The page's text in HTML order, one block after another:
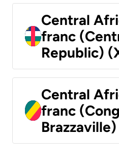
Central
franc
Republic)
Central
franc